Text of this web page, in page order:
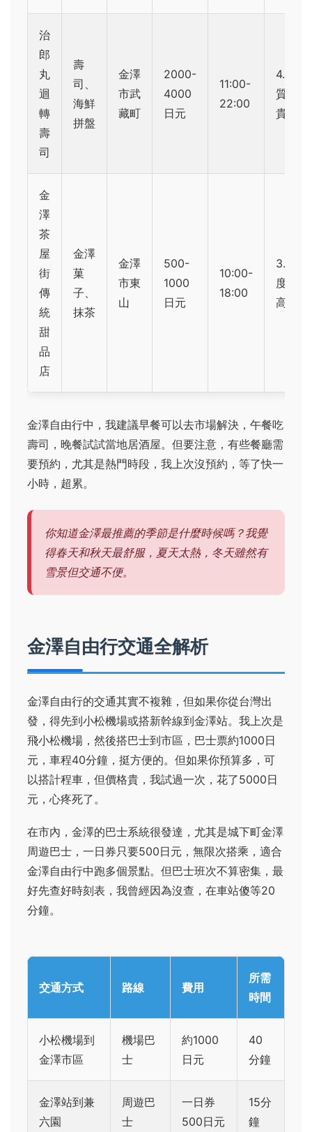
治
郎
丸
迴
轉
壽
司
壽
司、
海鮮
拼盤
金澤
市武
藏町
2000-
4000
日元
11:00-
22:00
4.0（
質好但
貴）
金
澤
茶
屋
街
傳
統
甜
品
店
金澤
菓
子、
抹茶
金澤
市東
山
500-
1000
日元
10:00-
18:00
3.5（
度偏
高）
金澤自由行中，我建議早餐可以去市場解決，午餐吃
壽司，晚餐試試當地居酒屋。但要注意，有些餐廳需
要預約，尤其是熱門時段，我上次沒預約，等了快一
小時，超累。
你知道金澤最推薦的季節是什麼時候嗎？我覺
得春天和秋天最舒服，夏天太熱，冬天雖然有
雪景但交通不便。
金澤自由行交通全解析
金澤自由行的交通其實不複雜，但如果你從台灣出
發，得先到小松機場或搭新幹線到金澤站。我上次是
飛小松機場，然後搭巴士到市區，巴士票約1000日
元，車程40分鐘，挺方便的。但如果你預算多，可
以搭計程車，但價格貴，我試過一次，花了5000日
元，心疼死了。
在市內，金澤的巴士系統很發達，尤其是城下町金澤
周遊巴士，一日券只要500日元，無限次搭乘，適合
金澤自由行中跑多個景點。但巴士班次不算密集，最
好先查好時刻表，我曾經因為沒查，在車站傻等20
分鐘。
交通方式 路線 費用
所需
時間
小松機場到
金澤市區
機場巴
士
約1000
日元
40
分鐘
金澤站到兼
六園
周遊巴
士
一日券
500日元
15分
鐘